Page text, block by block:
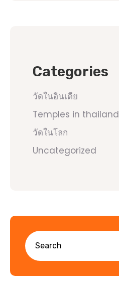
Categories
วัดในอินเดีย
Temples in thailand
วัดในโลก
Uncategorized